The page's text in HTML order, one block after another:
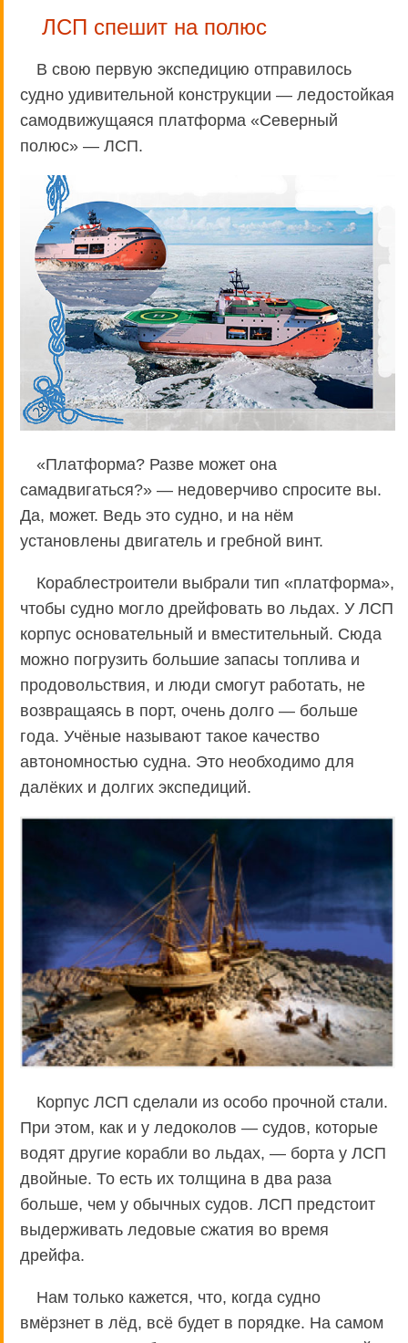
ЛСП спешит на полюс
В свою первую экспедицию отправилось
судно удивительной конструкции — ледостойкая
самодвижущаяся платформа «Северный
полюс» — ЛСП.
«Платформа? Разве может она
самадвигаться?» — недоверчиво спросите вы.
Да, может. Ведь это судно, и на нём
установлены двигатель и гребной винт.
Кораблестроители выбрали тип «платформа»,
чтобы судно могло дрейфовать во льдах. У ЛСП
корпус основательный и вместительный. Сюда
можно погрузить большие запасы топлива и
продовольствия, и люди смогут работать, не
возвращаясь в порт, очень долго — больше
года. Учёные называют такое качество
автономностью судна. Это необходимо для
далёких и долгих экспедиций.
Корпус ЛСП сделали из особо прочной стали.
При этом, как и у ледоколов — судов, которые
водят другие корабли во льдах, — борта у ЛСП
двойные. То есть их толщина в два раза
больше, чем у обычных судов. ЛСП предстоит
выдерживать ледовые сжатия во время
дрейфа.
Нам только кажется, что, когда судно
вмёрзнет в лёд, всё будет в порядке. На самом